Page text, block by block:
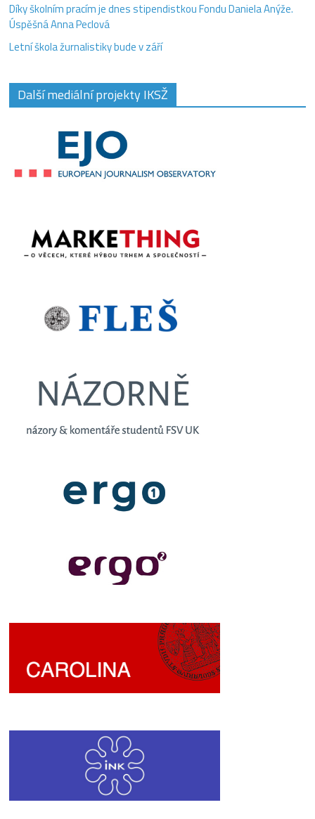
Díky školním pracím je dnes stipendistkou Fondu Daniela Anýže.
Úspěšná Anna Peclová
Letní škola žurnalistiky bude v září
Další mediální projekty IKSŽ